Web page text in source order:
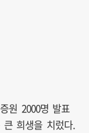
원 2000명 발표
희생을 치렀다.